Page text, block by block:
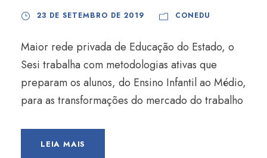
23 DE SETEMBRO DE 2019 CONEDU
Maior rede privada de Educação do Estado, o
Sesi trabalha com metodologias ativas que
preparam os alunos, do Ensino Infantil ao Médio,
para as transformações do mercado do trabalho
LEIA MAIS